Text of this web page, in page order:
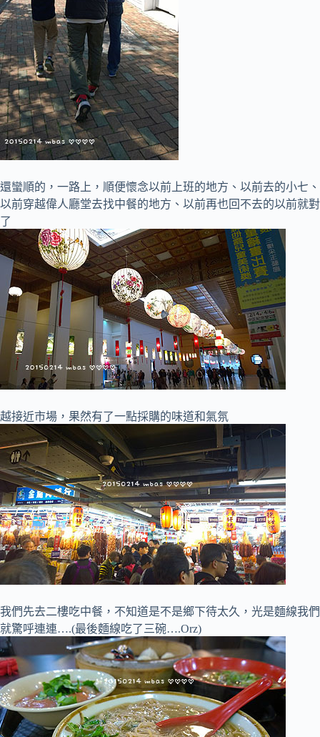
還蠻順的，一路上，順便懷念以前上班的地方、以前去的小七、
以前穿越偉人廳堂去找中餐的地方、以前再也回不去的以前就對
了
越接近市場，果然有了一點採購的味道和氣氛
我們先去二樓吃中餐，不知道是不是鄉下待太久，光是麵線我們
就驚呼連連….(最後麵線吃了三碗….Orz)